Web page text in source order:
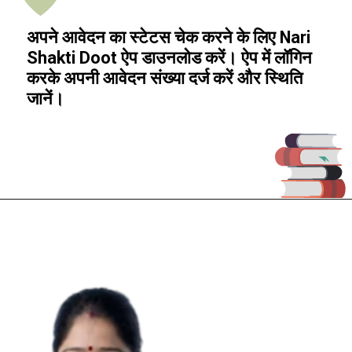
अपने आवेदन का स्टेटस चेक करने के लिए Nari
Shakti Doot ऐप डाउनलोड करें। ऐप में लॉगिन
करके अपनी आवेदन संख्या दर्ज करें और स्थिति
जानें।